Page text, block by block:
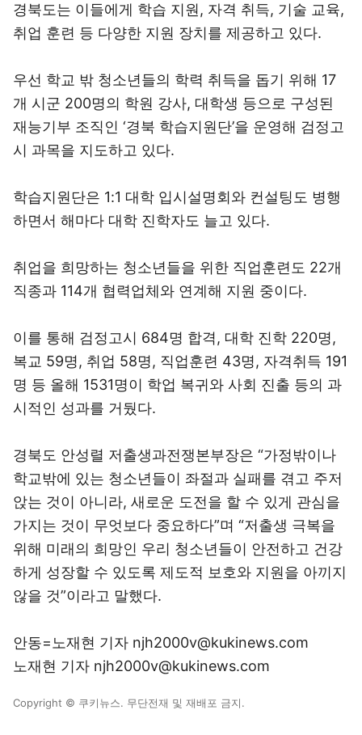
경북도는 이들에게 학습 지원, 자격 취득, 기술 교육,
취업 훈련 등 다양한 지원 장치를 제공하고 있다.
우선 학교 밖 청소년들의 학력 취득을 돕기 위해 17
개 시군 200명의 학원 강사, 대학생 등으로 구성된
재능기부 조직인 ‘경북 학습지원단’을 운영해 검정고
시 과목을 지도하고 있다.
학습지원단은 1:1 대학 입시설명회와 컨설팅도 병행
하면서 해마다 대학 진학자도 늘고 있다.
취업을 희망하는 청소년들을 위한 직업훈련도 22개
직종과 114개 협력업체와 연계해 지원 중이다.
이를 통해 검정고시 684명 합격, 대학 진학 220명,
복교 59명, 취업 58명, 직업훈련 43명, 자격취득 191
명 등 올해 1531명이 학업 복귀와 사회 진출 등의 과
시적인 성과를 거뒀다.
경북도 안성렬 저출생과전쟁본부장은 “가정밖이나
학교밖에 있는 청소년들이 좌절과 실패를 겪고 주저
앉는 것이 아니라, 새로운 도전을 할 수 있게 관심을
가지는 것이 무엇보다 중요하다”며 “저출생 극복을
위해 미래의 희망인 우리 청소년들이 안전하고 건강
하게 성장할 수 있도록 제도적 보호와 지원을 아끼지
않을 것”이라고 말했다.
안동=노재현 기자 njh2000v@kukinews.com
노재현 기자 njh2000v@kukinews.com
Copyright © 쿠키뉴스. 무단전재 및 재배포 금지.